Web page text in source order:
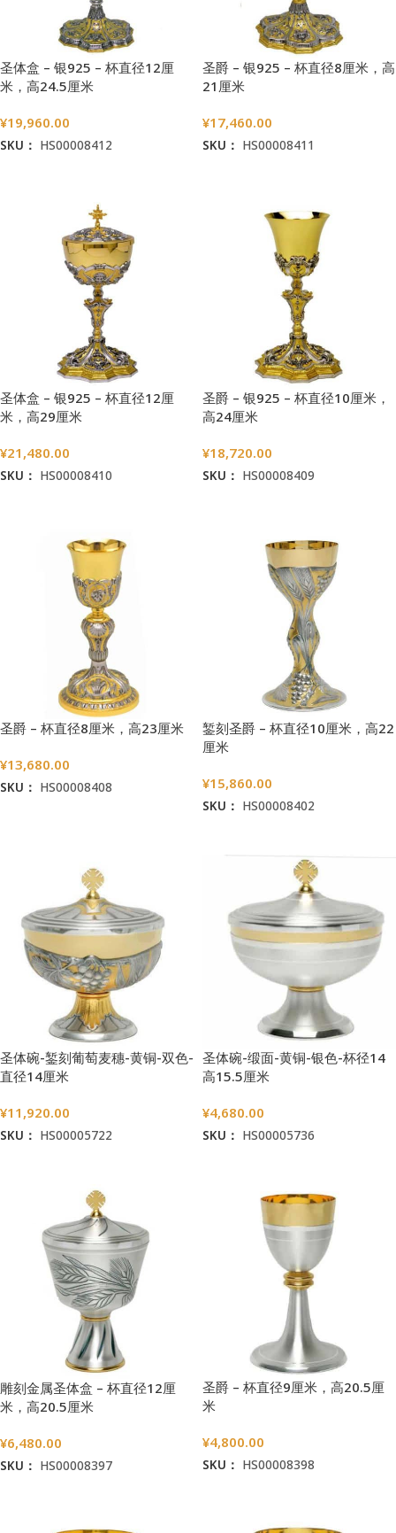
圣体盒 – 银925 – 杯直径12厘
米，高24.5厘米
¥19,960.00
SKU： HS00008412
圣爵 – 银925 – 杯直径8厘米，高
21厘米
¥17,460.00
SKU： HS00008411
圣体盒 – 银925 – 杯直径12厘
米，高29厘米
¥21,480.00
SKU： HS00008410
圣爵 – 银925 – 杯直径10厘米，
高24厘米
¥18,720.00
SKU： HS00008409
圣爵 – 杯直径8厘米，高23厘米
¥13,680.00
SKU： HS00008408
錾刻圣爵 – 杯直径10厘米，高22
厘米
¥15,860.00
SKU： HS00008402
圣体碗-錾刻葡萄麦穗-黄铜-双色-
直径14厘米
¥11,920.00
SKU： HS00005722
圣体碗-缎面-黄铜-银色-杯径14
高15.5厘米
¥4,680.00
SKU： HS00005736
雕刻金属圣体盒 – 杯直径12厘
米，高20.5厘米
¥6,480.00
SKU： HS00008397
圣爵 – 杯直径9厘米，高20.5厘
米
¥4,800.00
SKU： HS00008398